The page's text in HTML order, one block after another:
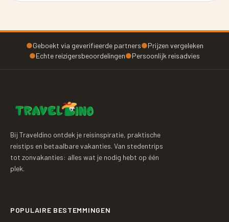
●Geboekt via geverifieerde partners●Prijzen vergeleken
●Echte reizigersbeoordelingen●Persoonlijk reisadvies
Bij Traveldino ontdek je reisinspiratie, praktische
reistips en betaalbare vakanties. Van stedentrips
tot zonvakanties: alles wat je nodig hebt op één
plek.
POPULAIRE BESTEMMINGEN